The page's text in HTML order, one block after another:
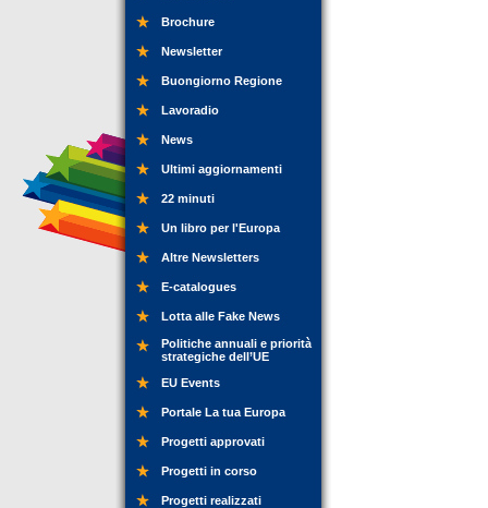
Brochure
Newsletter
Buongiorno Regione
Lavoradio
News
Ultimi aggiornamenti
22 minuti
Un libro per l'Europa
Altre Newsletters
E-catalogues
Lotta alle Fake News
Politiche annuali e priorità
strategiche dell’UE
EU Events
Portale La tua Europa
Progetti approvati
Progetti in corso
Progetti realizzati